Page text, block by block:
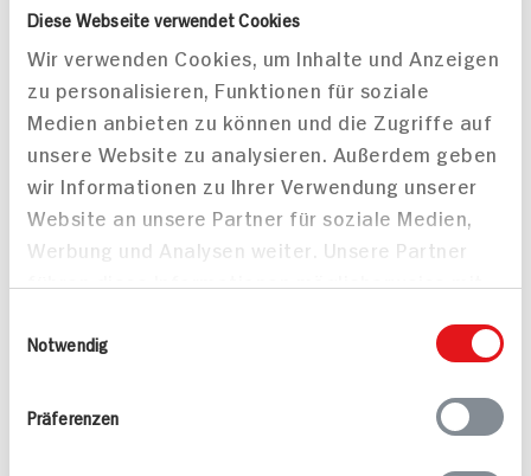
Diese Webseite verwendet Cookies
Wir verwenden Cookies, um Inhalte und Anzeigen
zu personalisieren, Funktionen für soziale
Medien anbieten zu können und die Zugriffe auf
unsere Website zu analysieren. Außerdem geben
wir Informationen zu Ihrer Verwendung unserer
Website an unsere Partner für soziale Medien,
Werbung und Analysen weiter. Unsere Partner
bereitgestellt haben oder die sie im Rahmen
Notwendig
Präferenzen
Bad Reichenhaller
90g Dose
DAUER
DISCOUNT
PREIS
1.85
Bio Wagner Kräutersalz
3.09
Mehr anzeigen
Alle Rezepte Mehr